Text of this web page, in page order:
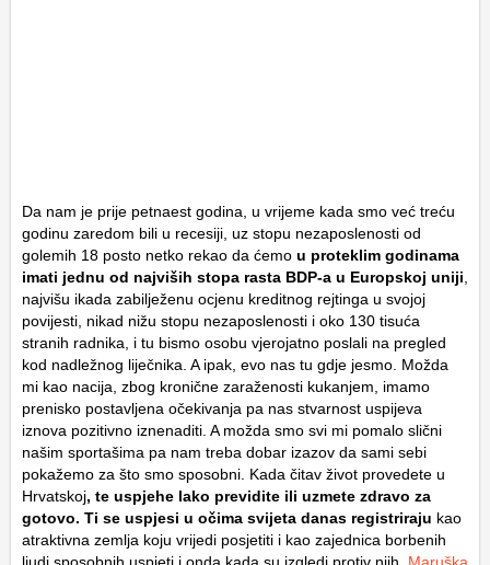
Da nam je prije petnaest godina, u vrijeme kada smo već treću
godinu zaredom bili u recesiji, uz stopu nezaposlenosti od
golemih 18 posto netko rekao da ćemo u proteklim godinama
imati jednu od najviših stopa rasta BDP-a u Europskoj uniji
najvišu ikada zabilježenu ocjenu kreditnog rejtinga u svojoj
povijesti, nikad nižu stopu nezaposlenosti i oko 130 tisuća
stranih radnika, i tu bismo osobu vjerojatno poslali na pregled
kod nadležnog liječnika. A ipak, evo nas tu gdje jesmo. Možda
mi kao nacija, zbog kronične zaraženosti kukanjem, imamo
prenisko postavljena očekivanja pa nas stvarnost uspijeva
iznova pozitivno iznenaditi. A možda smo svi mi pomalo slični
našim sportašima pa nam treba dobar izazov da sami sebi
pokažemo za što smo sposobni. Kada čitav život provedete u
Hrvatskoj, te uspjehe lako previdite ili uzmete zdravo za
gotovo. Ti se uspjesi u očima svijeta danas registriraju kao
atraktivna zemlja koju vrijedi posjetiti i kao zajednica borbenih
ljudi sposobnih uspjeti i onda kada su izgledi protiv njih. Maruška